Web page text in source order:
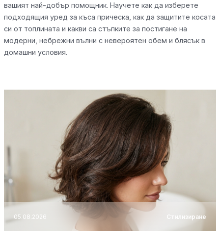
вашият най-добър помощник. Научете как да изберете
подходящия уред за къса прическа, как да защитите косата
си от топлината и какви са стъпките за постигане на
модерни, небрежни вълни с невероятен обем и блясък в
домашни условия.
05.08.2026 Стилизиране